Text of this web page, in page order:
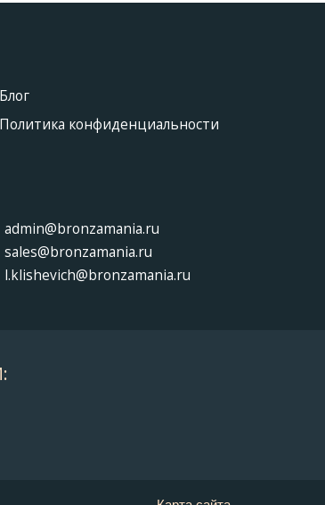
Блог
Политика конфиденциальности
admin@bronzamania.ru
sales@bronzamania.ru
l.klishevich@bronzamania.ru